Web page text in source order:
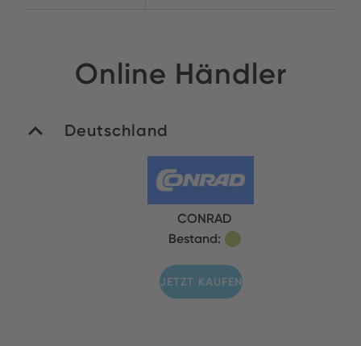
Online Händler
Deutschland
CONRAD
Bestand:
JETZT KAUFEN